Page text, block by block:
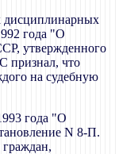
дисциплинарных
года "О
утвержденного
признал, что
на судебную
года "О
N 8-П.